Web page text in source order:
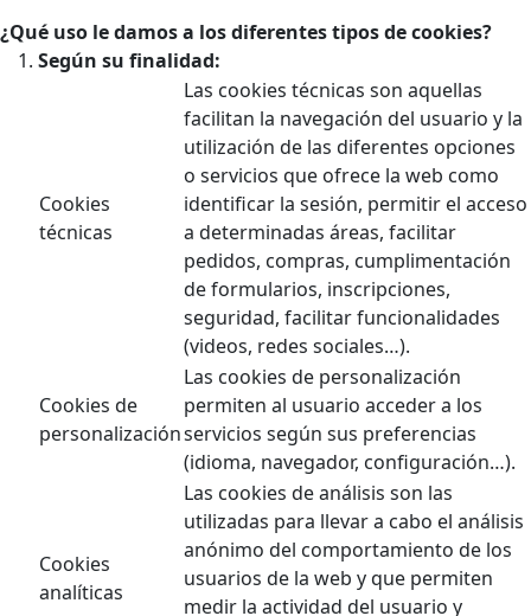
¿Qué uso le damos a los diferentes tipos de cookies?
Según su finalidad:
Cookies
técnicas
Las cookies técnicas son aquellas
facilitan la navegación del usuario y la
utilización de las diferentes opciones
o servicios que ofrece la web como
identificar la sesión, permitir el acceso
a determinadas áreas, facilitar
pedidos, compras, cumplimentación
de formularios, inscripciones,
seguridad, facilitar funcionalidades
(videos, redes sociales…).
Cookies de
personalización
Las cookies de personalización
permiten al usuario acceder a los
servicios según sus preferencias
(idioma, navegador, configuración…).
Cookies
analíticas
Las cookies de análisis son las
utilizadas para llevar a cabo el análisis
anónimo del comportamiento de los
usuarios de la web y que permiten
medir la actividad del usuario y